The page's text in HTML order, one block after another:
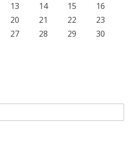
13 14 15
16
20 21 22
23
27 28 29
30